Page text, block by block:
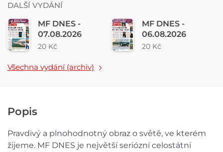
DALŠÍ VYDÁNÍ
MF DNES -
07.08.2026
20 Kč
MF DNES -
06.08.2026
20 Kč
Všechna vydání (archiv)
Popis
Pravdivý a plnohodnotný obraz o světě, ve kterém
žijeme. MF DNES je největší seriózní celostátní